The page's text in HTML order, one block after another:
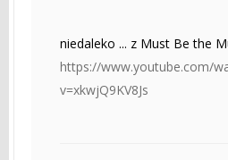
niedaleko ... z Must Be the
https://www.youtube.com/
v=xkwjQ9KV8Js